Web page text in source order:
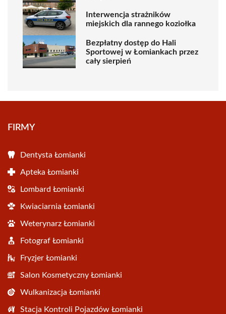
Interwencja strażników
miejskich dla rannego koziołka
Bezpłatny dostęp do Hali
Sportowej w Łomiankach przez
cały sierpień
FIRMY
Dentysta Łomianki
Apteka Łomianki
Lombard Łomianki
Kwiaciarnia Łomianki
Weterynarz Łomianki
Fotograf Łomianki
Fryzjer Łomianki
Salon Kosmetyczny Łomianki
Wulkanizacja Łomianki
Stacja Kontroli Pojazdów Łomianki